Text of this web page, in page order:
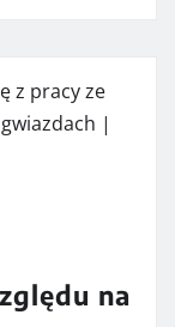
na